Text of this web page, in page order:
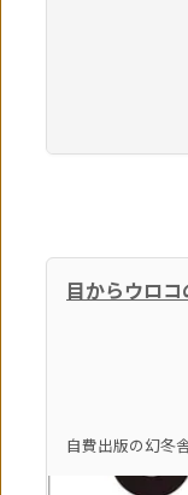
目からウロ
自費出版の幻冬